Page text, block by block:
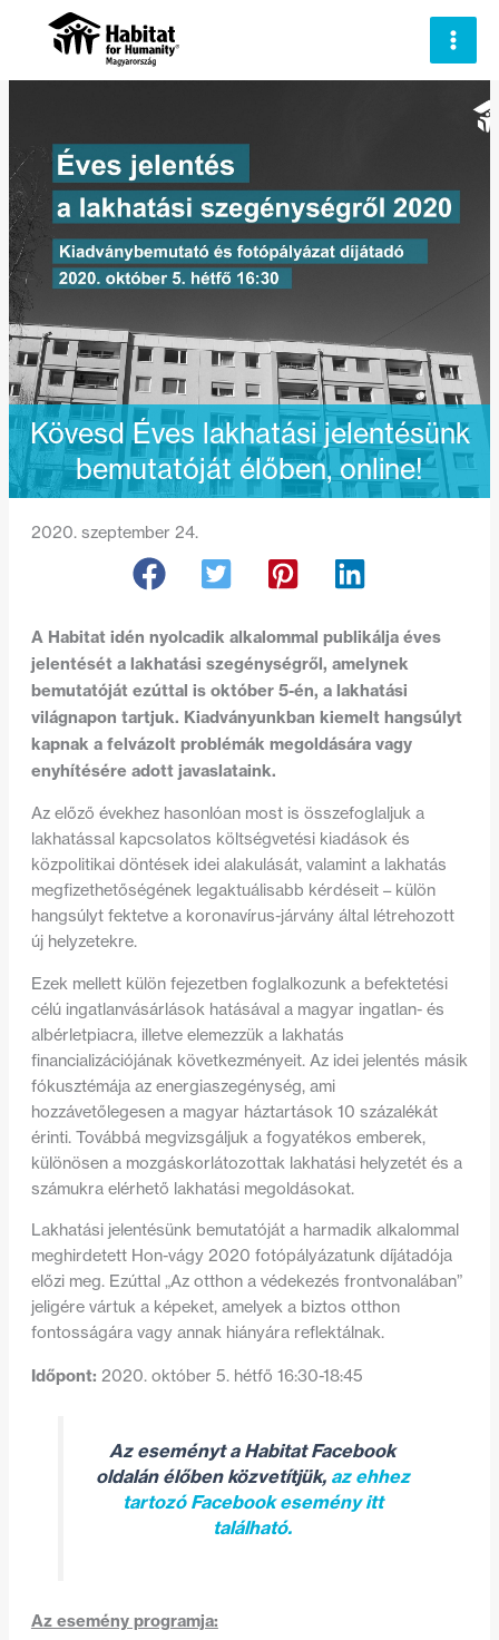
Kövesd Éves lakhatási jelentésünk
bemutatóját élőben, online!
2020. szeptember 24.
A Habitat idén nyolcadik alkalommal publikálja éves
jelentését a lakhatási szegénységről, amelynek
bemutatóját ezúttal is október 5-én, a lakhatási
világnapon tartjuk. Kiadványunkban kiemelt hangsúlyt
kapnak a felvázolt problémák megoldására vagy
enyhítésére adott javaslataink.
Az előző évekhez hasonlóan most is összefoglaljuk a
lakhatással kapcsolatos költségvetési kiadások és
közpolitikai döntések idei alakulását, valamint a lakhatás
megfizethetőségének legaktuálisabb kérdéseit – külön
hangsúlyt fektetve a koronavírus-járvány által létrehozott
új helyzetekre.
Ezek mellett külön fejezetben foglalkozunk a befektetési
célú ingatlanvásárlások hatásával a magyar ingatlan- és
albérletpiacra, illetve elemezzük a lakhatás
financializációjának következményeit. Az idei jelentés másik
fókusztémája az energiaszegénység, ami
hozzávetőlegesen a magyar háztartások 10 százalékát
érinti. Továbbá megvizsgáljuk a fogyatékos emberek,
különösen a mozgáskorlátozottak lakhatási helyzetét és a
számukra elérhető lakhatási megoldásokat.
Lakhatási jelentésünk bemutatóját a harmadik alkalommal
meghirdetett Hon-vágy 2020 fotópályázatunk díjátadója
előzi meg. Ezúttal „Az otthon a védekezés frontvonalában”
jeligére vártuk a képeket, amelyek a biztos otthon
fontosságára vagy annak hiányára reflektálnak.
Időpont: 2020. október 5. hétfő 16:30-18:45
Az eseményt a Habitat Facebook
oldalán élőben közvetítjük, az ehhez
tartozó Facebook esemény itt
található.
Az esemény programja: